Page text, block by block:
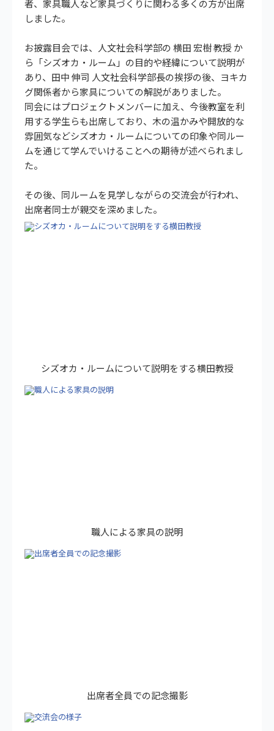
者、家具職人など家具づくりに関わる多くの方が出席
しました。
お披露目会では、人文社会科学部の 横田 宏樹 教授 か
ら「シズオカ・ルーム」の目的や経緯について説明が
あり、田中 伸司 人文社会科学部長の挨拶の後、ヨキカ
グ関係者から家具についての解説がありました。
同会にはプロジェクトメンバーに加え、今後教室を利
用する学生らも出席しており、木の温かみや開放的な
雰囲気などシズオカ・ルームについての印象や同ルー
ムを通じて学んでいけることへの期待が述べられまし
た。
その後、同ルームを見学しながらの交流会が行われ、
出席者同士が親交を深めました。
シズオカ・ルームについて説明をする横田教授
職人による家具の説明
出席者全員での記念撮影